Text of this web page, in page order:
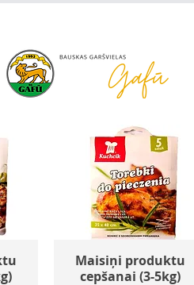
Maisiņi produktu
cepšanai (3-5kg)